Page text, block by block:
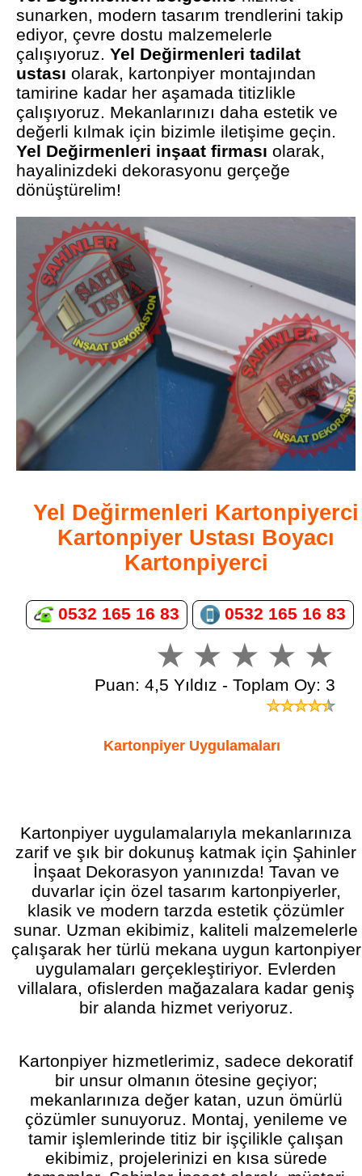
sunarken, modern tasarım trendlerini takip
ediyor, çevre dostu malzemelerle
çalışıyoruz.Yel Değirmenleri tadilat
ustası olarak, kartonpiyer montajından
tamirine kadar her aşamada titizlikle
çalışıyoruz. Mekanlarınızı daha estetik ve
değerli kılmak için bizimle iletişime geçin.
Yel Değirmenleri inşaat firması olarak,
hayalinizdeki dekorasyonu gerçeğe
dönüştürelim!
Yel Değirmenleri Kartonpiyerci
Kartonpiyer Ustası Boyacı
Kartonpiyerci
0532 165 16 83 0532 165 16 83
Puan: 4,5 Yıldız - Toplam Oy: 3
Kartonpiyer Uygulamaları
Kartonpiyer uygulamalarıyla mekanlarınıza
zarif ve şık bir dokunuş katmak için Şahinler
İnşaat Dekorasyon yanınızda! Tavan ve
duvarlar için özel tasarım kartonpiyerler,
klasik ve modern tarzda estetik çözümler
sunar. Uzman ekibimiz, kaliteli malzemelerle
çalışarak her türlü mekana uygun kartonpiyer
uygulamaları gerçekleştiriyor. Evlerden
villalara, ofislerden mağazalara kadar geniş
bir alanda hizmet veriyoruz.
Kartonpiyer hizmetlerimiz, sadece dekoratif
bir unsur olmanın ötesine geçiyor;
mekanlarınıza değer katan, uzun ömürlü
çözümler sunuyoruz. Montaj, yenileme ve
tamir işlemlerinde titiz bir işçilikle çalışan
ekibimiz, projelerinizi en kısa sürede